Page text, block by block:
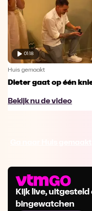
01:18
Huis gemaakt
Dieter gaat op één
Bekijk nu de video
Kijk live,
bingewatchen